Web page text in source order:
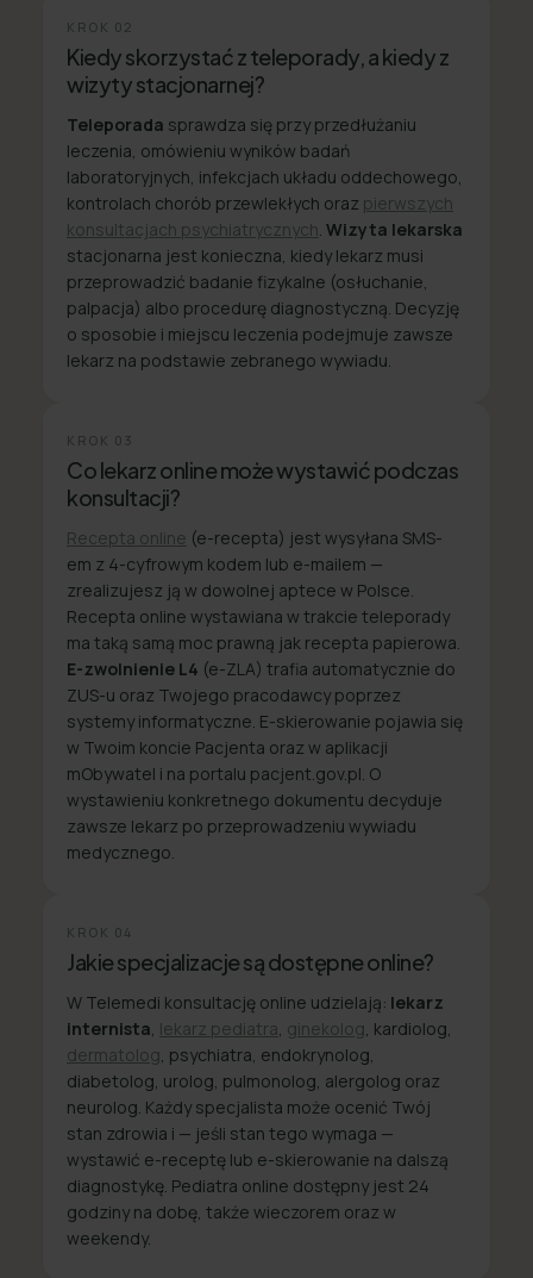
KROK 02
Kiedy skorzystać z teleporady, a kiedy z
wizyty stacjonarnej?
Teleporada sprawdza się przy przedłużaniu
leczenia, omówieniu wyników badań
laboratoryjnych, infekcjach układu oddechowego,
kontrolach chorób przewlekłych oraz pierwszych
konsultacjach psychiatrycznych Wizyta lekarska
stacjonarna jest konieczna, kiedy lekarz musi
przeprowadzić badanie fizykalne (osłuchanie,
palpacja) albo procedurę diagnostyczną. Decyzję
o sposobie i miejscu leczenia podejmuje zawsze
lekarz na podstawie zebranego wywiadu.
KROK 03
Co lekarz online może wystawić podczas
konsultacji?
Recepta online (e-recepta) jest wysyłana SMS-
em z 4-cyfrowym kodem lub e-mailem —
zrealizujesz ją w dowolnej aptece w Polsce.
Recepta online wystawiana w trakcie teleporady
ma taką samą moc prawną jak recepta papierowa.
E-zwolnienie L4 (e-ZLA) trafia automatycznie do
ZUS-u oraz Twojego pracodawcy poprzez
systemy informatyczne. E-skierowanie pojawia się
w Twoim koncie Pacjenta oraz w aplikacji
mObywatel i na portalu pacjent.gov.pl. O
wystawieniu konkretnego dokumentu decyduje
zawsze lekarz po przeprowadzeniu wywiadu
medycznego.
KROK 04
Jakie specjalizacje są dostępne online?
W Telemedi konsultację online udzielają: lekarz
internista lekarz pediatra ginekolog , kardiolog,
dermatolog , psychiatra, endokrynolog,
diabetolog, urolog, pulmonolog, alergolog oraz
neurolog. Każdy specjalista może ocenić Twój
stan zdrowia i — jeśli stan tego wymaga —
wystawić e-receptę lub e-skierowanie na dalszą
diagnostykę. Pediatra online dostępny jest 24
godziny na dobę, także wieczorem oraz w
weekendy.